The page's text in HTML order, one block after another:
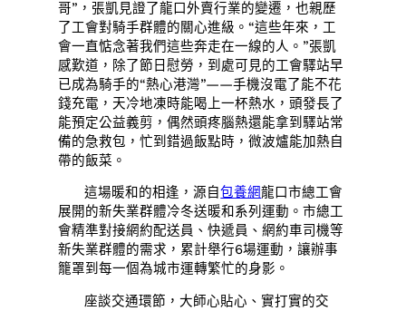
哥”，張凱見證了龍口外賣行業的變遷，也親歷
了工會對騎手群體的關心進級。“這些年來，工
會一直惦念著我們這些奔走在一線的人。”張凱
感歎道，除了節日慰勞，到處可見的工會驛站早
已成為騎手的“熱心港灣”——手機沒電了能不花
錢充電，天冷地凍時能喝上一杯熱水，頭發長了
能預定公益義剪，偶然頭疼腦熱還能拿到驛站常
備的急救包，忙到錯過飯點時，微波爐能加熱自
帶的飯菜。
這場暖和的相逢，源自包養網龍口市總工會
展開的新失業群體冷冬送暖和系列運動。市總工
會精準對接網約配送員、快遞員、網約車司機等
新失業群體的需求，累計舉行6場運動，讓辦事
籠罩到每一個為城市運轉繁忙的身影。
座談交通環節，大師心貼心、實打實的交